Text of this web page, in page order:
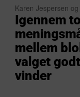
Karen Jespersen
Igennem
mellem
valget
vinder